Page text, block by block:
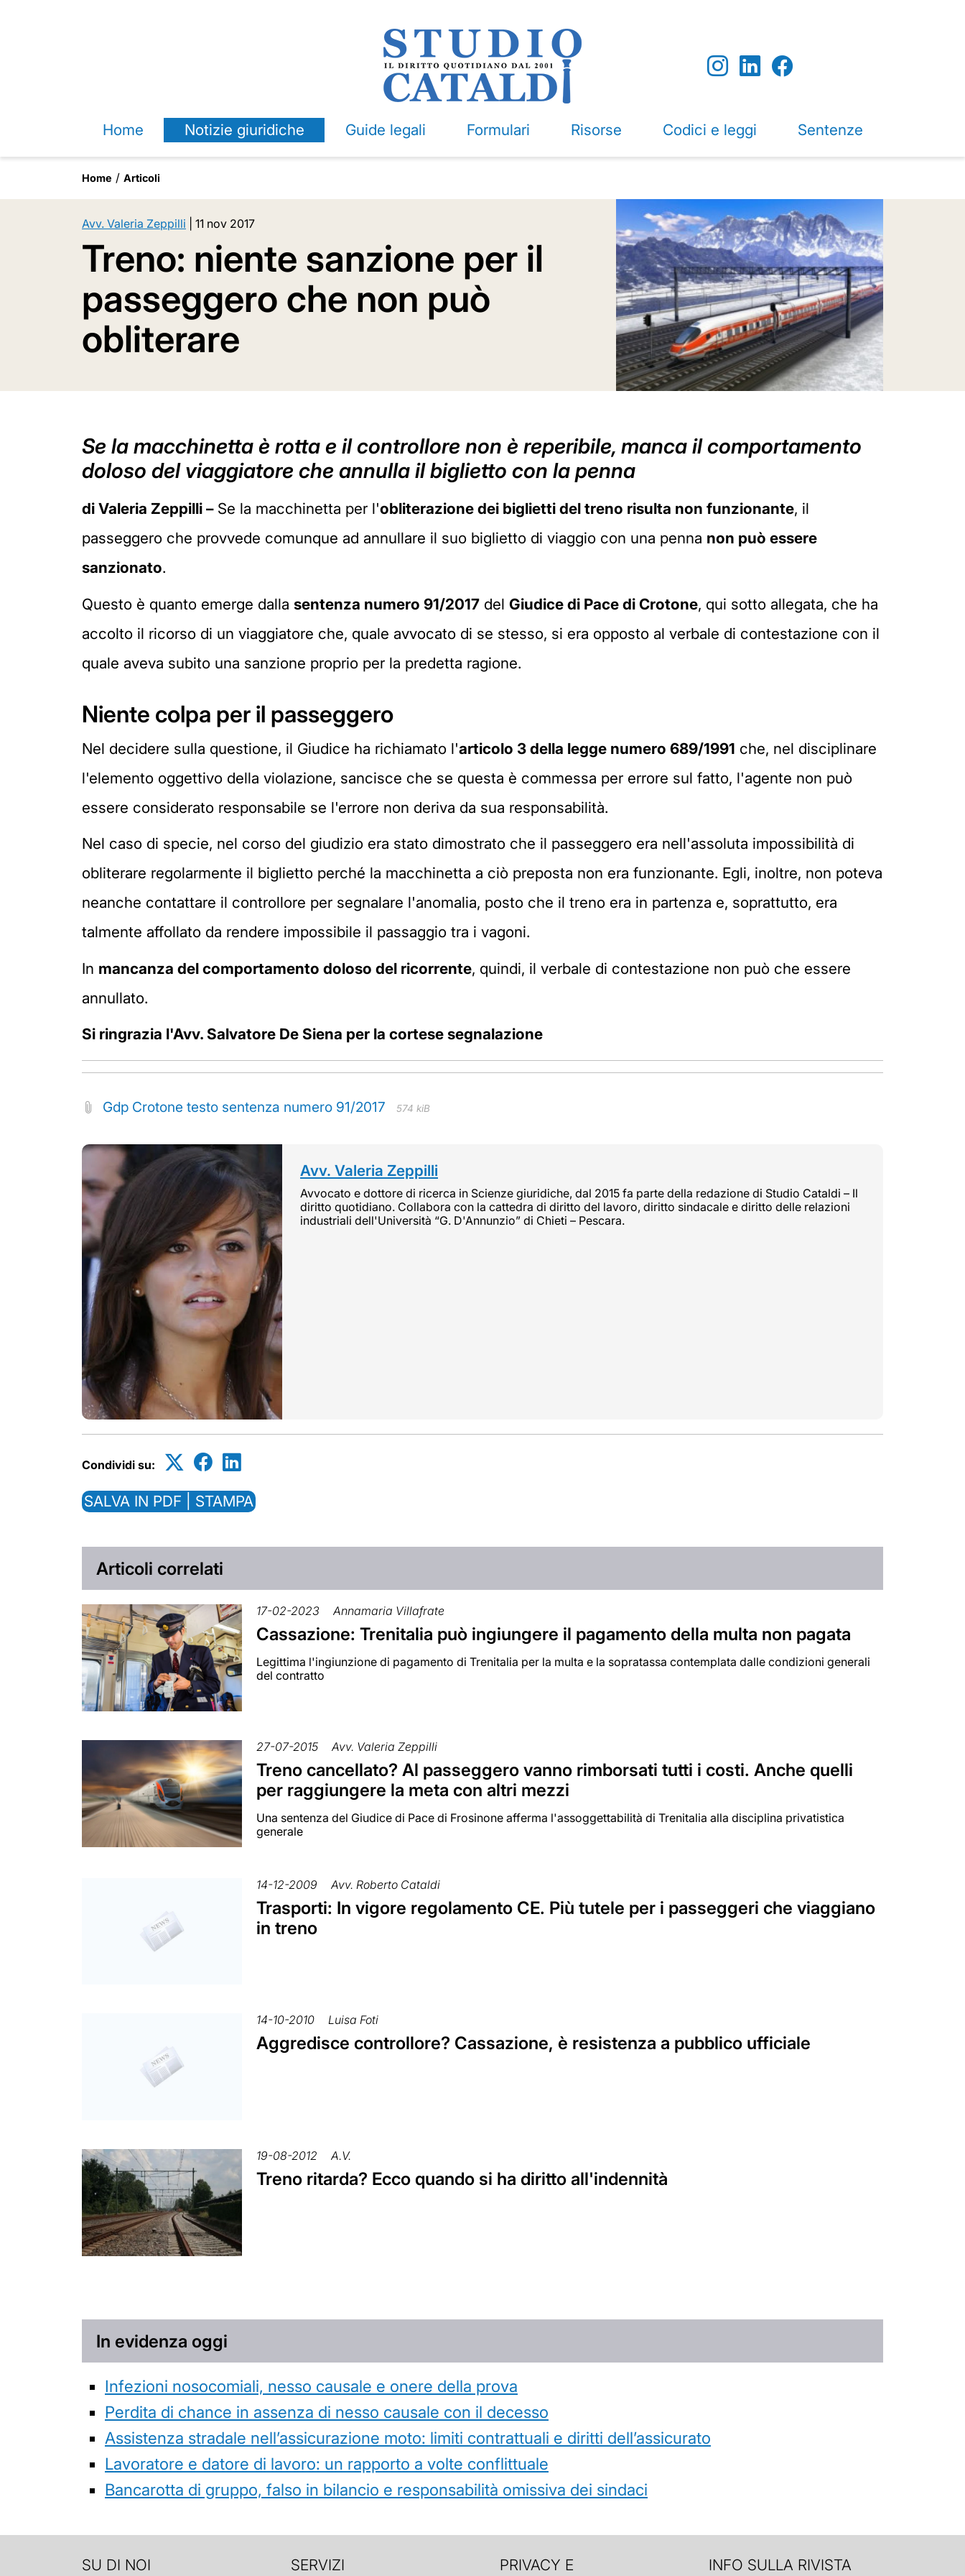
Home Notizie giuridiche Guide legali Formulari Risorse Codici e leggi Sentenze
Home Articoli
Avv. Valeria Zeppilli 11 nov 2017
Treno: niente sanzione per il
passeggero che non può
obliterare
Se la macchinetta è rotta e il controllore non è reperibile, manca il comportamento
doloso del viaggiatore che annulla il biglietto con la penna
di Valeria Zeppilli –Se la macchinetta per l'obliterazione dei biglietti del treno risulta non funzionante, il
passeggero che provvede comunque ad annullare il suo biglietto di viaggio con una penna non può essere
sanzionato.
Questo è quanto emerge dalla sentenza numero 91/2017 del Giudice di Pace di Crotone, qui sotto allegata, che ha
accolto il ricorso di un viaggiatore che, quale avvocato di se stesso, si era opposto al verbale di contestazione con il
quale aveva subito una sanzione proprio per la predetta ragione.
Niente colpa per il passeggero
Nel decidere sulla questione, il Giudice ha richiamato l'articolo 3 della legge numero 689/1991 che, nel disciplinare
l'elemento oggettivo della violazione, sancisce che se questa è commessa per errore sul fatto, l'agente non può
essere considerato responsabile se l'errore non deriva da sua responsabilità.
Nel caso di specie, nel corso del giudizio era stato dimostrato che il passeggero era nell'assoluta impossibilità di
obliterare regolarmente il biglietto perché la macchinetta a ciò preposta non era funzionante. Egli, inoltre, non poteva
neanche contattare il controllore per segnalare l'anomalia, posto che il treno era in partenza e, soprattutto, era
talmente affollato da rendere impossibile il passaggio tra i vagoni.
In mancanza del comportamento doloso del ricorrente, quindi, il verbale di contestazione non può che essere
annullato.
Si ringrazia l'Avv. Salvatore De Siena per la cortese segnalazione
Gdp Crotone testo sentenza numero 91/2017 574 kiB
Avv. Valeria Zeppilli
Avvocato e dottore di ricerca in Scienze giuridiche, dal 2015 fa parte della redazione di Studio Cataldi – Il
diritto quotidiano. Collabora con la cattedra di diritto del lavoro, diritto sindacale e diritto delle relazioni
industriali dell'Università “G. D'Annunzio” di Chieti – Pescara.
Condividi su:
SALVA IN PDF | STAMPA
Articoli correlati
17-02-2023 Annamaria Villafrate
Cassazione: Trenitalia può ingiungere il pagamento della multa non pagata
Legittima l'ingiunzione di pagamento di Trenitalia per la multa e la sopratassa contemplata dalle condizioni generali
del contratto
27-07-2015 Avv. Valeria Zeppilli
Treno cancellato? Al passeggero vanno rimborsati tutti i costi. Anche quelli
per raggiungere la meta con altri mezzi
Una sentenza del Giudice di Pace di Frosinone afferma l'assoggettabilità di Trenitalia alla disciplina privatistica
generale
14-12-2009 Avv. Roberto Cataldi
Trasporti: In vigore regolamento CE. Più tutele per i passeggeri che viaggiano
in treno
14-10-2010 Luisa Foti
Aggredisce controllore? Cassazione, è resistenza a pubblico ufficiale
19-08-2012 A.V.
Treno ritarda? Ecco quando si ha diritto all'indennità
In evidenza oggi
Infezioni nosocomiali, nesso causale e onere della prova
Perdita di chance in assenza di nesso causale con il decesso
Assistenza stradale nell’assicurazione moto: limiti contrattuali e diritti dell’assicurato
Lavoratore e datore di lavoro: un rapporto a volte conflittuale
Bancarotta di gruppo, falso in bilancio e responsabilità omissiva dei sindaci
SU DI NOI SERVIZI
PRIVACY E
INFO SULLA RIVISTA